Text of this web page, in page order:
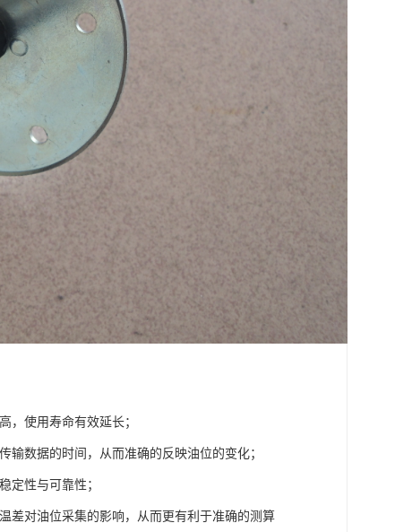
，使用寿命有效延长；
数据的时间，从而准确的反映油位的变化；
定性与可靠性；
差对油位采集的影响，从而更有利于准确的测算